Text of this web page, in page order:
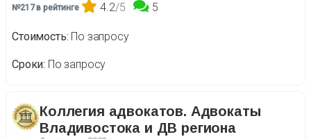
№217 в рейтинге 4.2/5 5
Стоимость По запросу
Сроки По запросу
Коллегия адвокатов. Адвокаты
Владивостока и ДВ региона